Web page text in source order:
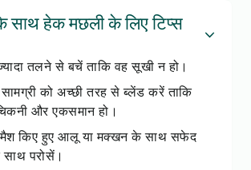
साथ हेक मछली के लिए टिप्स
तलने से बचें ताकि वह सूखी न हो।
को अच्छी तरह से ब्लेंड करें ताकि
और एकसमान हो।
मैश किए हुए आलू या मक्खन के साथ सफेद
परोसें।